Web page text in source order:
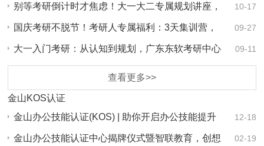
双重… 10-17
别等考研倒计时才焦虑！大一大二专属规划讲座，
帮你… 09-27
国庆考研不脱节！考研人专属福利：3天集训营，
突破… 09-11
大一入门考研：从认知到规划，广东东软考研中心
查看更多>>
金山KOS认证
12-18
金山办公技能认证(KOS) | 助你开启办公技能提升
路径… 02-19
金山办公技能认证中心揭牌仪式暨智联教育，创想